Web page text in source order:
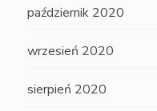
październik 2020
wrzesień 2020
sierpień 2020